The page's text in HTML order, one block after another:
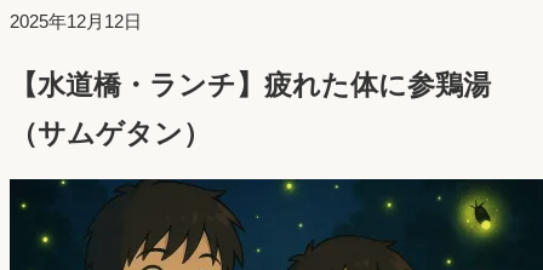
投
日：
2025年12月12日
【水道橋・ランチ】疲れた体に参鶏湯
（サムゲタン）